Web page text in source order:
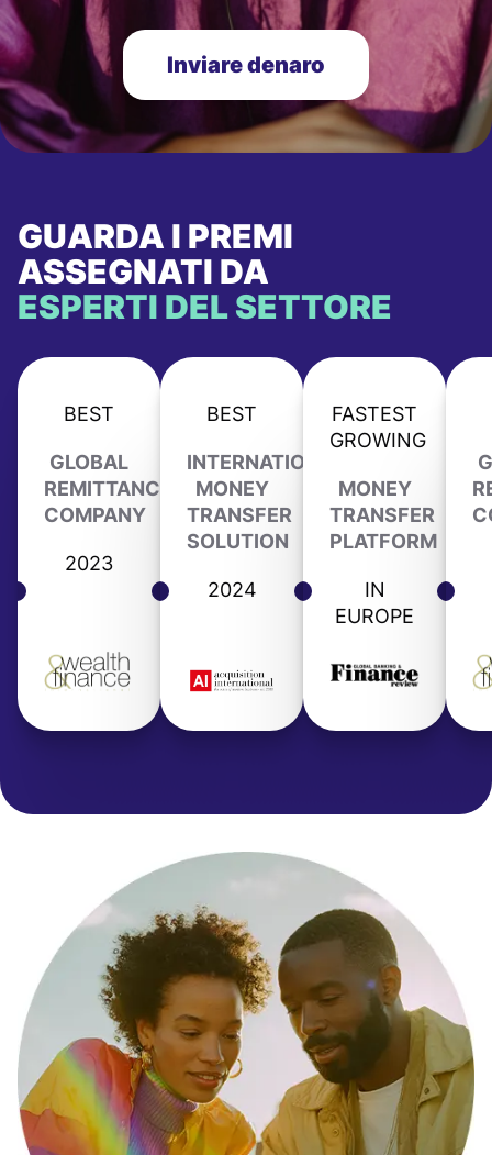
Inviare denaro
GUARDA I PREMI
ASSEGNATI DA
ESPERTI DEL SETTORE
BEST
GLOBAL
REMITTANCE
COMPANY
2023
BEST
INTERNATIONAL
MONEY
TRANSFER
SOLUTION
2024
FASTEST
GROWING
MONEY
TRANSFER
PLATFORM
IN
EUROPE